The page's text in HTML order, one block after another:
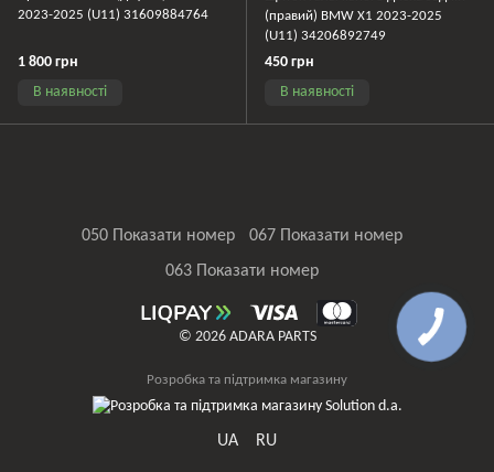
2023-2025 (U11) 31609884764
1 800 грн
В наявності
(правий) BMW X1 2023-2025
(U11) 34206892749
450 грн
В наявності
050 Показати номер
067 Показати номер
063 Показати номер
© 2026 ADARA PARTS
Розробка та підтримка магазину
UA RU